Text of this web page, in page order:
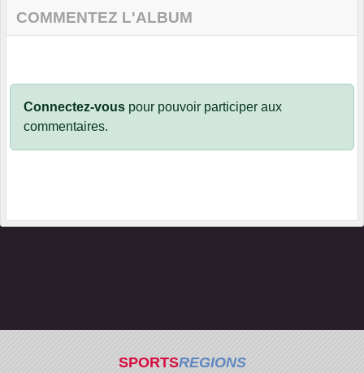
COMMENTEZ L'ALBUM
Connectez-vous pour pouvoir participer aux
commentaires.
SPORTSREGIONS